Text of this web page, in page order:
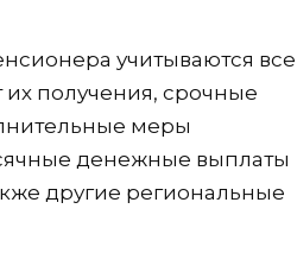
учитываются все
их получения, срочные
меры
денежные выплаты
другие региональные